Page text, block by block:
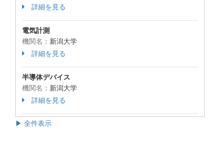
詳細を見る
電気計測
機関名： 新潟大学
詳細を見る
半導体デバイス
機関名： 新潟大学
詳細を見る
▶ 全件表示